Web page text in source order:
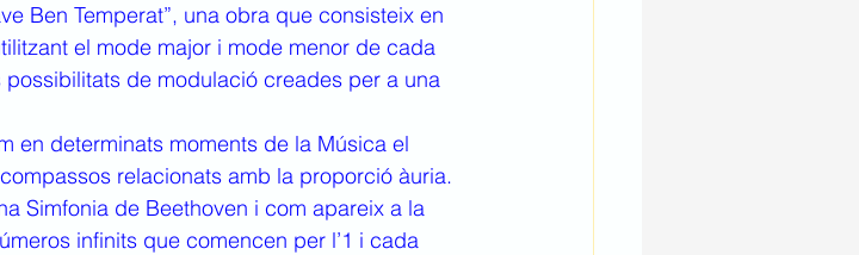
Ben Temperat”, una obra que consisteix en
el mode major i mode menor de cada
de modulació creades per a una
en determinats moments de la Música el
relacionats amb la proporció àuria.
Simfonia de Beethoven i com apareix a la
infinits que comencen per l’1 i cada